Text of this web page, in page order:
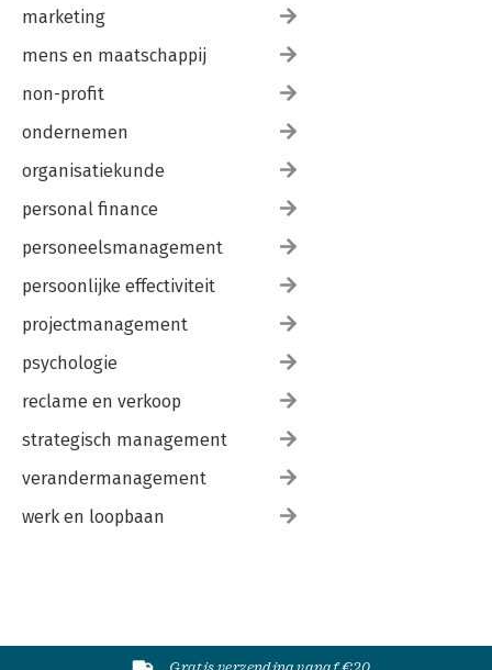
marketing
mens en maatschappij
non-profit
ondernemen
organisatiekunde
personal finance
personeelsmanagement
persoonlijke effectiviteit
projectmanagement
psychologie
reclame en verkoop
strategisch management
verandermanagement
werk en loopbaan